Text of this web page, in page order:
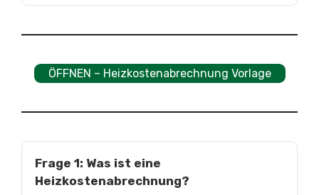
ÖFFNEN – Heizkostenabrechnung Vorlage
Frage 1: Was ist eine
Heizkostenabrechnung?